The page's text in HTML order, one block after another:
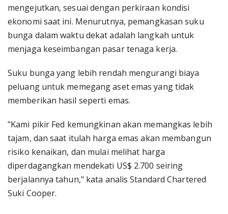
mengejutkan, sesuai dengan perkiraan kondisi
ekonomi saat ini. Menurutnya, pemangkasan suku
bunga dalam waktu dekat adalah langkah untuk
menjaga keseimbangan pasar tenaga kerja.
Suku bunga yang lebih rendah mengurangi biaya
peluang untuk memegang aset emas yang tidak
memberikan hasil seperti emas.
"Kami pikir Fed kemungkinan akan memangkas lebih
tajam, dan saat itulah harga emas akan membangun
risiko kenaikan, dan mulai melihat harga
diperdagangkan mendekati US$ 2.700 seiring
berjalannya tahun," kata analis Standard Chartered
Suki Cooper.